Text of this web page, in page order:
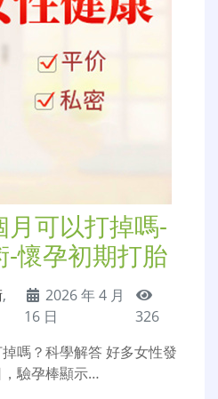
可以打掉嗎-
-懷孕初期打胎
,
2026 年 4 月
16 日
326
嗎？科學解答 好多女性發
驗孕棒顯示…